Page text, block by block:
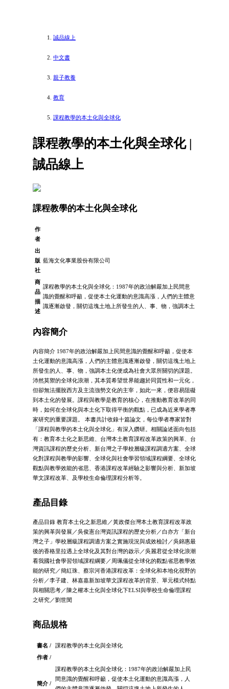
誠品線上
中文書
親子教養
教育
課程教學的本土化與全球化
課程教學的本土化與全球化 |
誠品線上
課程教學的本土化與全球化
作
者
出
版
社
藍海文化事業股份有限公司
商
品
描
述
課程教學的本土化與全球化：1987年的政治解嚴加上民間意
識的覺醒和呼籲，促使本土化運動的意識高漲，人們的主體意
識逐漸啟發，關切這塊土地上所發生的人、事、物，強調本土
內容簡介
內容簡介 1987年的政治解嚴加上民間意識的覺醒和呼籲，促使本
土化運動的意識高漲，人們的主體意識逐漸啟發，關切這塊土地上
所發生的人、事、物，強調本土化便成為社會大眾所關切的課題。
沛然莫禦的全球化浪潮，其本質希望世界能趨於同質性和一元化，
但卻無法擺脫西方及主流強勢文化的主宰，如此一來，便容易阻礙
到本土化的發展。課程與教學是教育的核心，在推動教育改革的同
時，如何在全球化與本土化下取得平衡的觀點，已成為近來學者專
家研究的重要課題。 本書共計收錄十篇論文，每位學者專家皆對
「課程與教學的本土化與全球化」有深入鑽研。相關論述面向包括
有：教育本土化之新思維、台灣本土教育課程改革政策的興革、台
灣資訊課程的歷史分析、新台灣之子學校層級課程調適方案、全球
化對課程與教學的影響、全球化與社會學習領域課程綱要、全球化
觀點與教學效能的省思、香港課程改革經驗之影響與分析、新加坡
華文課程改革、及學校生命倫理課程分析等。
產品目錄
產品目錄 教育本土化之新思維／黃政傑台灣本土教育課程改革政
策的興革與發展／吳俊憲台灣資訊課程的歷史分析／白亦方「新台
灣之子」學校層級課程調適方案之實施現況與成效檢討／吳錦惠最
後的香格里拉遇上全球化及其對台灣的啟示／吳麗君從全球化浪潮
看我國社會學習領域課程綱要／周珮儀從全球化的觀點省思教學效
能的研究／簡紅珠、蔡宗河香港課程改革：全球化和本地化視野的
分析／李子建、林嘉嘉新加坡華文課程改革的背景、單元模式特點
與相關思考／陳之權本土化與全球化下ELSI與學校生命倫理課程
之研究／劉世閔
商品規格
書名 /
課程教學的本土化與全球化
作者 /
簡介 /
課程教學的本土化與全球化：1987年的政治解嚴加上民
間意識的覺醒和呼籲，促使本土化運動的意識高漲，人